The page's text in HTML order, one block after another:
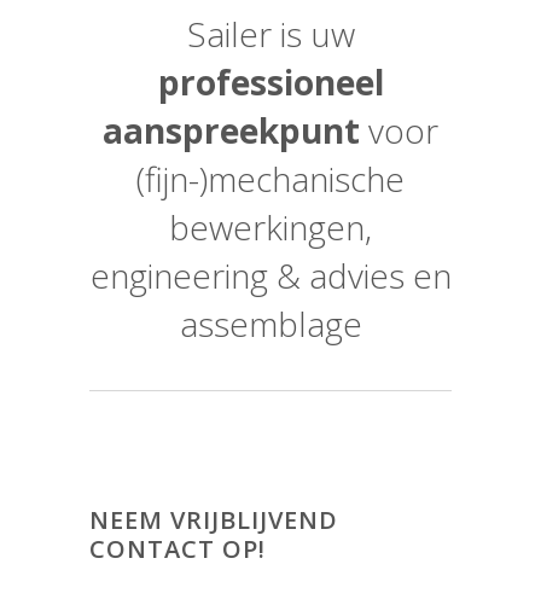
Sailer is uw
professioneel
aanspreekpunt voor
(fijn-)mechanische
bewerkingen,
engineering & advies en
assemblage
NEEM VRIJBLIJVEND
CONTACT OP!